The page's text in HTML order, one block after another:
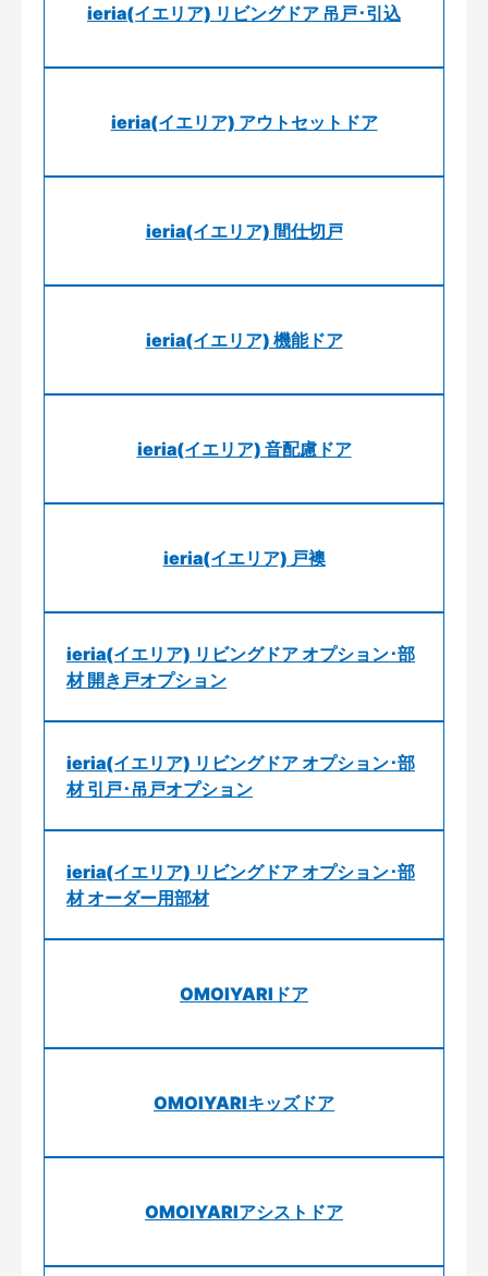
ieria(イエリア) リビングドア 吊戸･引込
ieria(イエリア) アウトセットドア
ieria(イエリア) 間仕切戸
ieria(イエリア) 機能ドア
ieria(イエリア) 音配慮ドア
ieria(イエリア) 戸襖
ieria(イエリア) リビングドア オプション･部
材 開き戸オプション
ieria(イエリア) リビングドア オプション･部
材 引戸･吊戸オプション
ieria(イエリア) リビングドア オプション･部
材 オーダー用部材
OMOIYARIドア
OMOIYARIキッズドア
OMOIYARIアシストドア